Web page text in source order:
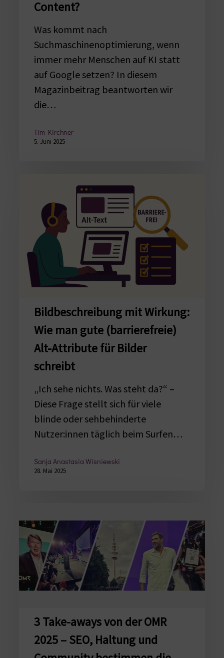
Content?
Content?
Was kommt nach
Suchmaschinenoptimierung, wenn
immer mehr Menschen auf KI statt
auf Google setzen? In diesem
Magazinbeitrag beantworten wir
die…
Tim Kirchner
5. Juni 2025
Wirkung:
man
gute
(barrierefreie)
Alt-
Bilder
schreibt
Bildbeschreibung mit Wirkung:
Wie man gute (barrierefreie)
Alt-Attribute für Bilder
schreibt
„Ich sehe nichts. Was steht da?“ –
Diese Frage stellt sich für viele
blinde oder sehbehinderte
Nutzer:innen täglich beim Surfen…
Sanja Anastasia Wisniewski
28. Mai 2025
Take-
aways
von
OMR
SEO,
Haltung
3 Take-aways von der OMR
2025 – SEO, Haltung und